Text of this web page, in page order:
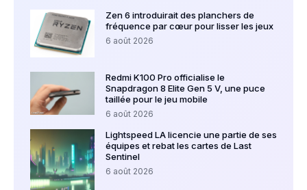
Zen 6 introduirait des planchers de
fréquence par cœur pour lisser les jeux
6 août 2026
Redmi K100 Pro officialise le
Snapdragon 8 Elite Gen 5 V, une puce
taillée pour le jeu mobile
6 août 2026
Lightspeed LA licencie une partie de ses
équipes et rebat les cartes de Last
Sentinel
6 août 2026